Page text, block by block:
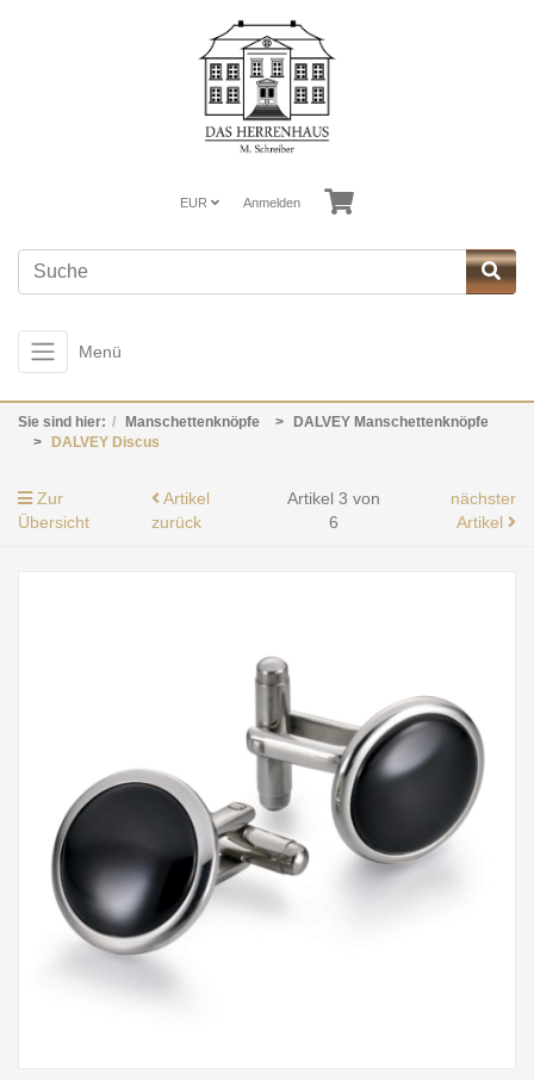
EUR Anmelden
Menü
Sie sind hier: Manschettenknöpfe
DALVEY Manschettenknöpfe
DALVEY Discus
Zur
Übersicht
Artikel
zurück
Artikel 3 von
6
nächster
Artikel